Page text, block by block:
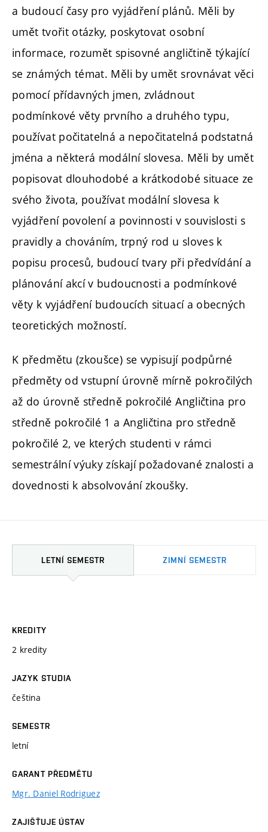
a budoucí časy pro vyjádření plánů. Měli by
umět tvořit otázky, poskytovat osobní
informace, rozumět spisovné angličtině týkající
se známých témat. Měli by umět srovnávat věci
pomocí přídavných jmen, zvládnout
podmínkové věty prvního a druhého typu,
používat počitatelná a nepočitatelná podstatná
jména a některá modální slovesa. Měli by umět
popisovat dlouhodobé a krátkodobé situace ze
svého života, používat modální slovesa k
vyjádření povolení a povinnosti v souvislosti s
pravidly a chováním, trpný rod u sloves k
popisu procesů, budoucí tvary při předvídání a
plánování akcí v budoucnosti a podmínkové
věty k vyjádření budoucích situací a obecných
teoretických možností.
K předmětu (zkoušce) se vypisují podpůrné
předměty od vstupní úrovně mírně pokročilých
až do úrovně středně pokročilé Angličtina pro
středně pokročilé 1 a Angličtina pro středně
pokročilé 2, ve kterých studenti v rámci
semestrální výuky získají požadované znalosti a
dovednosti k absolvování zkoušky.
LETNÍ SEMESTR ZIMNÍ SEMESTR
KREDITY
2 kredity
JAZYK STUDIA
čeština
SEMESTR
letní
GARANT PŘEDMĚTU
Mgr. Daniel Rodriguez
ZAJIŠŤUJE ÚSTAV